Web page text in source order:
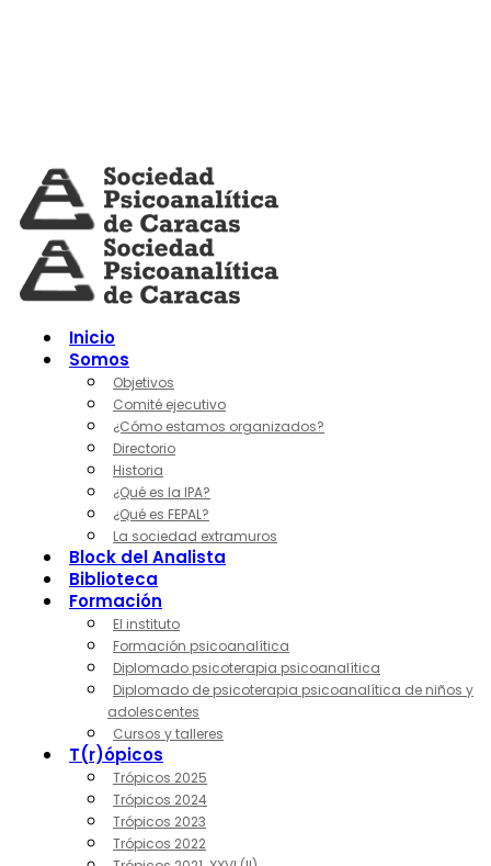
Inicio
Somos
Objetivos
Comité ejecutivo
¿Cómo estamos organizados?
Directorio
Historia
¿Qué es la IPA?
¿Qué es FEPAL?
La sociedad extramuros
Block del Analista
Biblioteca
Formación
El instituto
Formación psicoanalítica
Diplomado psicoterapia psicoanalítica
Diplomado de psicoterapia psicoanalítica de niños y
adolescentes
Cursos y talleres
T(r)ópicos
Trópicos 2025
Trópicos 2024
Trópicos 2023
Trópicos 2022